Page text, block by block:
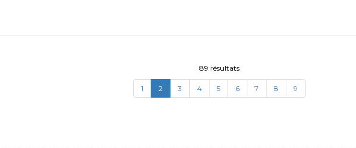
89 résultats
1 2(current)
3 4 5 6 7 8 9